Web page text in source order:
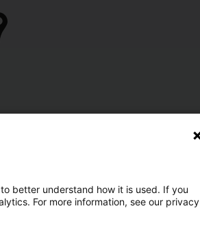
better understand how it is used. If you
For more information, see our privacy